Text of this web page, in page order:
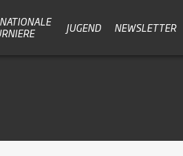
JUGEND NEWSLETTER